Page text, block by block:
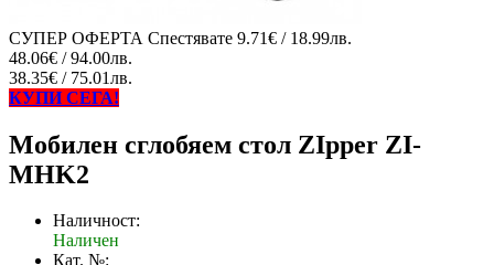
СУПЕР ОФЕРТА Спестявате 9.71€ / 18.99лв.
48.06€ / 94.00лв.
38.35€ / 75.01лв.
КУПИ СЕГА!
Мобилен сглобяем стол ZIpper ZI-
MHK2
Наличност:
Наличен
Кат. №: